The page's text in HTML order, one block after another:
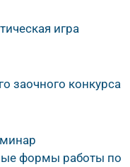
игра
заочного конкурса
формы работы по